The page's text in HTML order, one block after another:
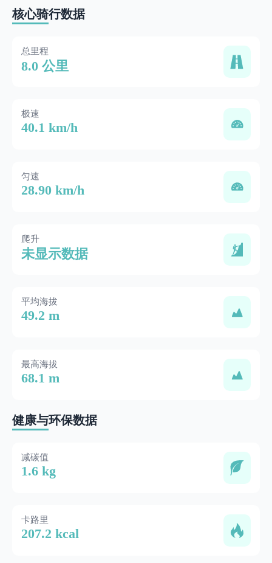
核心骑行数据
总里程
8.0 公里
极速
40.1 km/h
匀速
28.90 km/h
爬升
未显示数据
平均海拔
49.2 m
最高海拔
68.1 m
健康与环保数据
减碳值
1.6 kg
卡路里
207.2 kcal